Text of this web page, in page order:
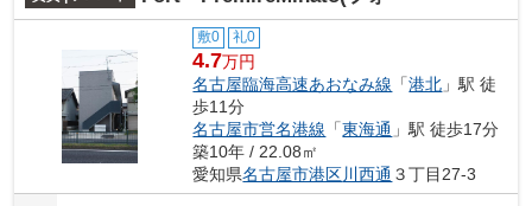
敷0 礼0
4.7万円
名古屋臨海高速あおなみ線 「港北 」駅 徒
歩11分
名古屋市営名港線 「東海通 」駅 徒歩17分
築10年 / 22.08㎡
愛知県名古屋市港区川西通 ３丁目27-3